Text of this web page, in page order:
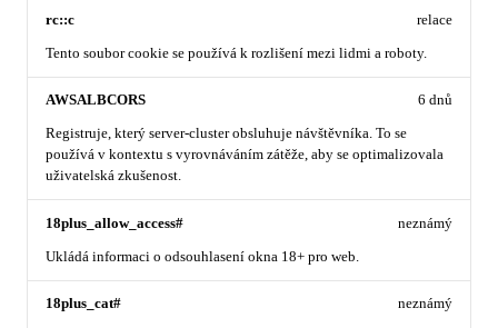
rc::c
Tento soubor cookie se používá k rozlišení mezi lidmi a roboty.
relace
AWSALBCORS
Registruje, který server-cluster obsluhuje návštěvníka. To se
používá v kontextu s vyrovnáváním zátěže, aby se optimalizovala
uživatelská zkušenost.
6 dnů
18plus_allow_access#
Ukládá informaci o odsouhlasení okna 18+ pro web.
neznámý
18plus_cat# neznámý